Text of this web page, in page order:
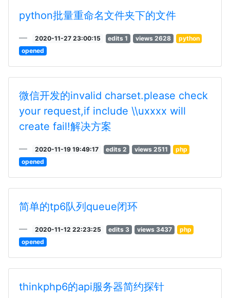
python批量重命名文件夹下的文件
2020-11-27 23:00:15 edits 1 views 2628
python
opened
微信开发的invalid charset.please check
your request,if include \\uxxxx will
create fail!解决方案
2020-11-19 19:49:17 edits 2 views 2511
php
opened
简单的tp6队列queue闭环
2020-11-12 22:23:25 edits 3 views 3437
php
opened
thinkphp6的api服务器简约探针